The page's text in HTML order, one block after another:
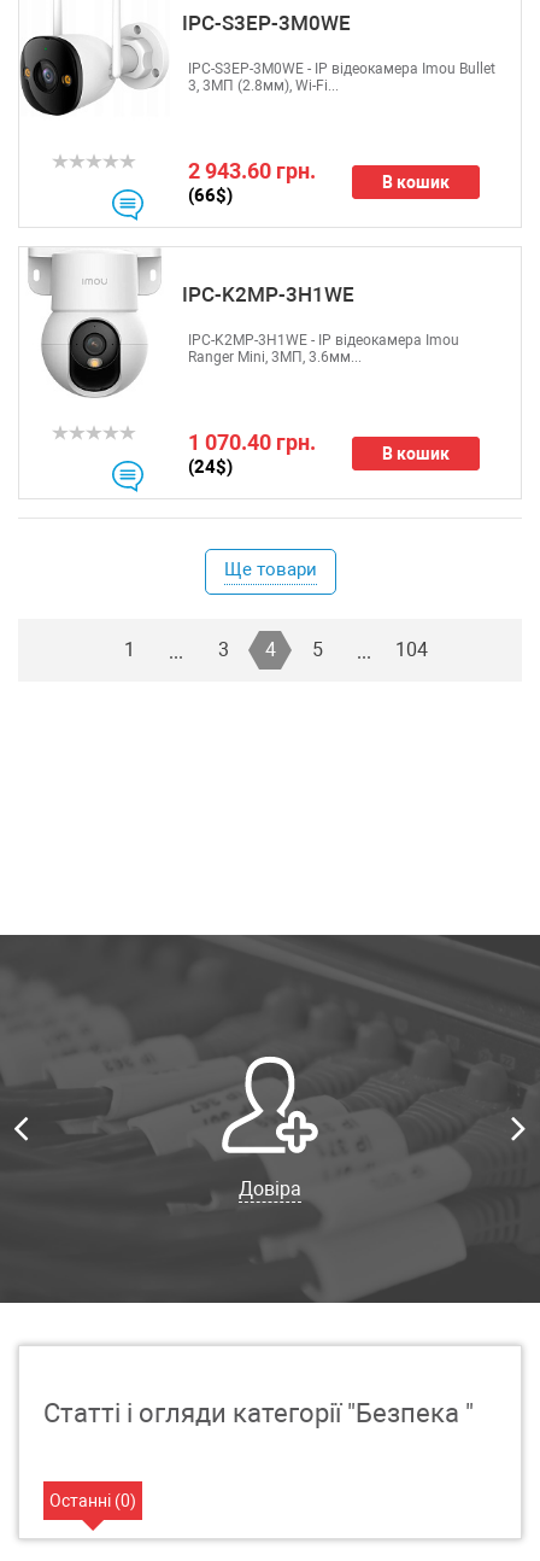
IPC-S3EP-3M0WE
2 943.60 грн.
(66$)
В кошик
IPC-S3EP-3M0WE - IP відеокамера Imou Bullet
3, 3МП (2.8мм), Wi-Fi...
IPC-K2MP-3H1WE
1 070.40 грн.
(24$)
В кошик
IPC-K2MP-3H1WE - IP відеокамера Imou
Ranger Mini, 3МП, 3.6мм...
Ще товари
1 ... 3 4 5 ... 104
Довіра
Статті і огляди категорії "Безпека "
Останні (0)